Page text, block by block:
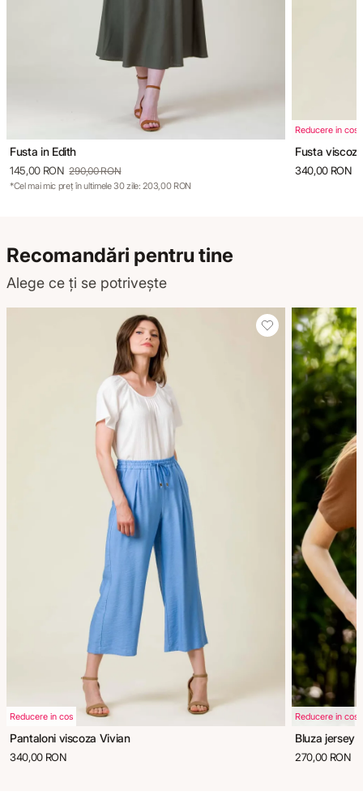
Fusta in Edith
145,00 RON 290,00 RON
*Cel mai mic preț în ultimele 30 zile: 203,00 RON
Reducere in cos
Fusta
340,00 RON
Recomandări pentru tine
Alege ce ți se potrivește
Reducere in cos
Pantaloni viscoza Vivian
340,00 RON
Reducere in cos
Bluza jersey
270,00 RON